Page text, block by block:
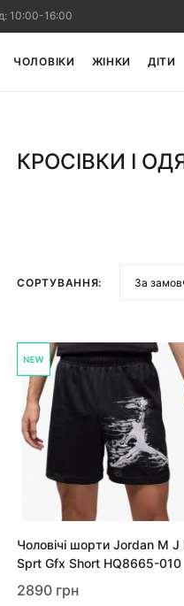
ЧОЛОВІКИ ЖІНКИ ДІТИ
10:00-16:00
КРОСІВКИ І
СОРТУВАННЯ:
Чоловічі шорти Jordan M J
Sprt Gfx Short HQ8665-010
2890 грн